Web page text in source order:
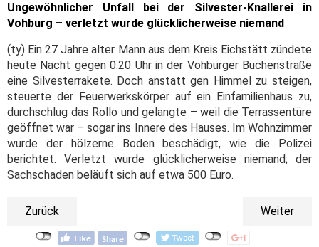
Ungewöhnlicher Unfall bei der Silvester-Knallerei in
Vohburg – verletzt wurde glücklicherweise niemand
(ty) Ein 27 Jahre alter Mann aus dem Kreis Eichstätt zündete
heute Nacht gegen 0.20 Uhr in der Vohburger Buchenstraße
eine Silvesterrakete. Doch anstatt gen Himmel zu steigen,
steuerte der Feuerwerkskörper auf ein Einfamilienhaus zu,
durchschlug das Rollo und gelangte – weil die Terrassentüre
geöffnet war – sogar ins Innere des Hauses. Im Wohnzimmer
wurde der hölzerne Boden beschädigt, wie die Polizei
berichtet. Verletzt wurde glücklicherweise niemand; der
Sachschaden beläuft sich auf etwa 500 Euro.
Zurück Weiter